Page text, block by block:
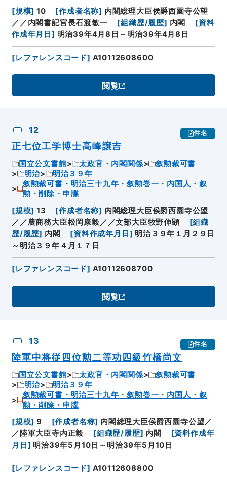
[規模] 10 [作成者名称] 内閣総理大臣侯爵西園寺公望
／／内閣書記官長石渡敏一
[組織歴/履歴] 内閣 [資料
作成年月日 ] 明治39年4月8日～明治39年4月8日
[レファレンスコード] A10112608600
閲覧
12 件名
正七位工学博士高峰譲吉
国立公文書館 太政官・内閣関係
叙勲裁可書
明治
明治３９年
叙勲裁可書・明治三十九年・叙勲巻一・内国人・叙
勲・削除・申牒
[規模] 13 [作成者名称] 内閣総理大臣侯爵西園寺公望
／／農商務大臣松岡康毅／／文部大臣牧野伸顕
[組織
歴/履歴] 内閣 [資料作成年月日 ] 明治３９年１月２９日
～明治３９年４月１７日
[レファレンスコード] A10112608700
閲覧
13 件名
陸軍中将従四位勲二等功四級竹橋尚文
国立公文書館 太政官・内閣関係
叙勲裁可書
明治
明治３９年
叙勲裁可書・明治三十九年・叙勲巻一・内国人・叙
勲・削除・申牒
[規模] 9 [作成者名称] 内閣総理大臣侯爵西園寺公望／
／陸軍大臣寺内正毅
[組織歴/履歴] 内閣 [資料作成年
月日 ] 明治39年5月10日～明治39年5月10日
[レファレンスコード] A10112608800